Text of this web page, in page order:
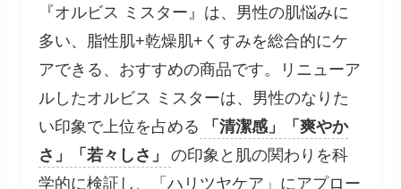
『オルビス ミスター』は、男性の肌悩みに
多い、脂性肌+乾燥肌+くすみを総合的にケ
アできる、おすすめの商品です。リニューア
ルしたオルビス ミスターは、男性のなりた
い印象で上位を占める
「清潔感」「爽やか
さ」「若々しさ」
の印象と肌の関わりを科
学的に検証し、「ハリツヤケア」にアプロー